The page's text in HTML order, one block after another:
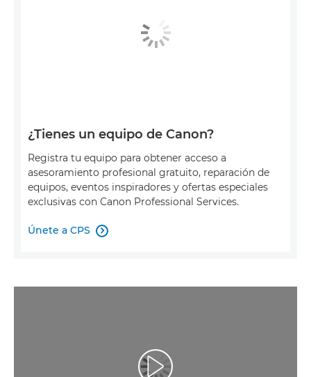
¿Tienes un equipo de Canon?
Registra tu equipo para obtener acceso a
asesoramiento profesional gratuito, reparación de
equipos, eventos inspiradores y ofertas especiales
exclusivas con Canon Professional Services.
Únete a CPS 
Reproducir vídeo